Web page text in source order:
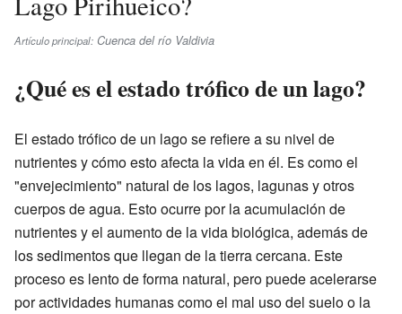
Artículo principal: Cuenca del río Valdivia
¿Qué es el estado trófico de un lago?
El estado trófico de un lago se refiere a su nivel de
nutrientes y cómo esto afecta la vida en él. Es como el
"envejecimiento" natural de los lagos, lagunas y otros
cuerpos de agua. Esto ocurre por la acumulación de
nutrientes y el aumento de la vida biológica, además de
los sedimentos que llegan de la tierra cercana. Este
proceso es lento de forma natural, pero puede acelerarse
por actividades humanas como el mal uso del suelo o la